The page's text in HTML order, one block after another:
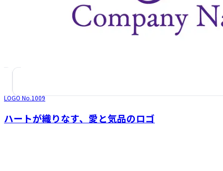
LOGO No.1009
ハートが織りなす、愛と気品のロゴ